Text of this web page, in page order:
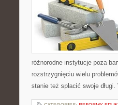
różnorodne instytucje poza
rozstrzygnięciu wielu
stanie też spłacić swoje